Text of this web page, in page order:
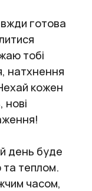
готова
тобі
натхнення
Нехай кожен
нові
день буде
та теплом.
часом,